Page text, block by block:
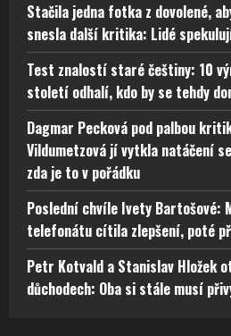
Stačila jedna fotka z dovolené,
snesla další kritika: Lidé
Test znalostí staré češtiny: 10
století odhalí, kdo by se tehdy
Dagmar Pecková pod palbou
Vildumetzová jí vytkla natáčení
zda je to v pořádku
Poslední chvíle Ivety Bartošové:
telefonátu cítila zlepšení, poté
Petr Kotvald a Stanislav Hložek
důchodech: Oba si stále musí